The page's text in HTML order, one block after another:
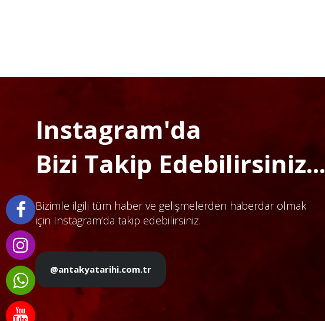
Instagram'da
Bizi Takip Edebilirsiniz...
Bizimle ilgili tüm haber ve gelişmelerden haberdar olmak
için Instagram’da takip edebilirsiniz.
@antakyatarihi.com.tr